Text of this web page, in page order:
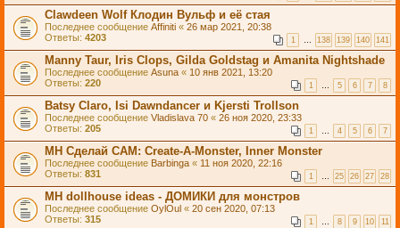
Clawdeen Wolf Клодин Вульф и её стая
Последнее сообщение Affiniti « 26 мар 2021, 20:38
Ответы: 4203 1 … 138 139 140 141
Manny Taur, Iris Clops, Gilda Goldstag и Amanita Nightshade
Последнее сообщение Asuna « 10 янв 2021, 13:20
Ответы: 220 1 … 5 6 7 8
Batsy Claro, Isi Dawndancer и Kjersti Trollson
Последнее сообщение Vladislava 70 « 26 ноя 2020, 23:33
Ответы: 205 1 … 4 5 6 7
MH Сделай САМ: Create-A-Monster, Inner Monster
Последнее сообщение Barbinga « 11 ноя 2020, 22:16
Ответы: 831 1 … 25 26 27 28
MH dollhouse ideas - ДОМИКИ для монстров
Последнее сообщение OylOul « 20 сен 2020, 07:13
Ответы: 315 1 … 8 9 10 11